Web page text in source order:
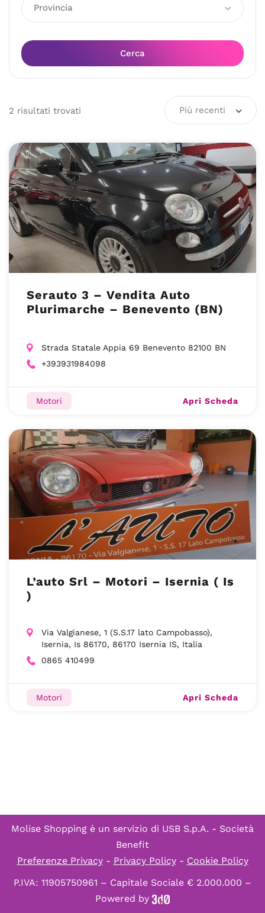
Provincia
Cerca
2 risultati trovati Più recenti
Serauto 3 – Vendita Auto
Plurimarche – Benevento (BN)
Strada Statale Appia 69 Benevento 82100 BN
+393931984098
Motori Apri Scheda
L’auto Srl – Motori – Isernia ( Is
)
Via Valgianese, 1 (S.S.17 lato Campobasso),
Isernia, Is 86170, 86170 Isernia IS, Italia
0865 410499
Motori Apri Scheda
Molise Shopping è un servizio di USB S.p.A. - Società
Benefit
Preferenze Privacy- Privacy Policy- Cookie Policy
P.IVA: 11905750961 – Capitale Sociale € 2.000.000 –
Powered by